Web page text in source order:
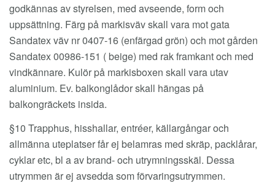
godkännas av styrelsen, med avseende, form och
uppsättning. Färg på markisväv skall vara mot gata
Sandatex väv nr 0407-16 (enfärgad grön) och mot gården
Sandatex 00986-151 ( beige) med rak framkant och med
vindkännare. Kulör på markisboxen skall vara utav
aluminium. Ev. balkonglådor skall hängas på
balkongräckets insida.
§10 Trapphus, hisshallar, entréer, källargångar och
allmänna uteplatser får ej belamras med skräp, packlårar,
cyklar etc, bl a av brand- och utrymningsskäl. Dessa
utrymmen är ej avsedda som förvaringsutrymmen.